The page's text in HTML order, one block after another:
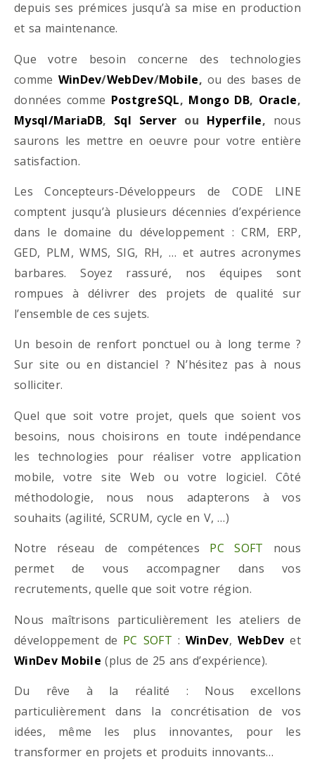
depuis ses prémices jusqu’à sa mise en production
et sa maintenance.
Que votre besoin concerne des technologies
comme WinDev/WebDev/Mobile, ou des bases de
données comme PostgreSQL, Mongo DB, Oracle,
Mysql/MariaDB, Sql Server ou Hyperfile, nous
saurons les mettre en oeuvre pour votre entière
satisfaction.
Les Concepteurs-Développeurs de CODE LINE
comptent jusqu’à plusieurs décennies d’expérience
dans le domaine du développement : CRM, ERP,
GED, PLM, WMS, SIG, RH, … et autres acronymes
barbares. Soyez rassuré, nos équipes sont
rompues à délivrer des projets de qualité sur
l’ensemble de ces sujets.
Un besoin de renfort ponctuel ou à long terme ?
Sur site ou en distanciel ? N’hésitez pas à nous
solliciter.
Quel que soit votre projet, quels que soient vos
besoins, nous choisirons en toute indépendance
les technologies pour réaliser votre application
mobile, votre site Web ou votre logiciel. Côté
méthodologie, nous nous adapterons à vos
souhaits (agilité, SCRUM, cycle en V, …)
Notre réseau de compétences PC SOFT nous
permet de vous accompagner dans vos
recrutements, quelle que soit votre région.
Nous maîtrisons particulièrement les ateliers de
développement de PC SOFT : WinDev, WebDev et
WinDev Mobile (plus de 25 ans d’expérience).
Du rêve à la réalité : Nous excellons
particulièrement dans la concrétisation de vos
idées, même les plus innovantes, pour les
transformer en projets et produits innovants…